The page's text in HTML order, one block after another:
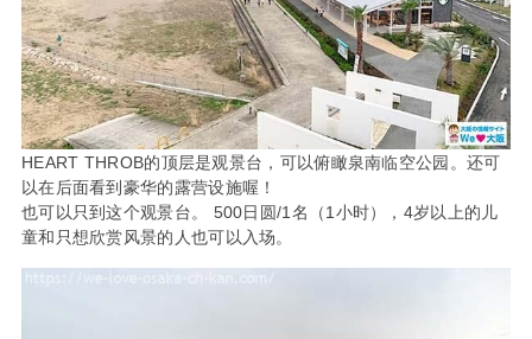
HEART THROB的顶层是观景台，可以俯瞰泉南临空公园。还可
以在后面看到豪华的露营设施喔！
也可以只到这个观景台。 500日圆/1名（1小时），4岁以上的儿
童和只想欣赏风景的人也可以入场。